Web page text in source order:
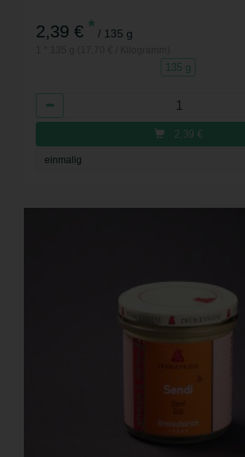
2,39 € * / 135 g
135 g
Anzahl
2,39 €